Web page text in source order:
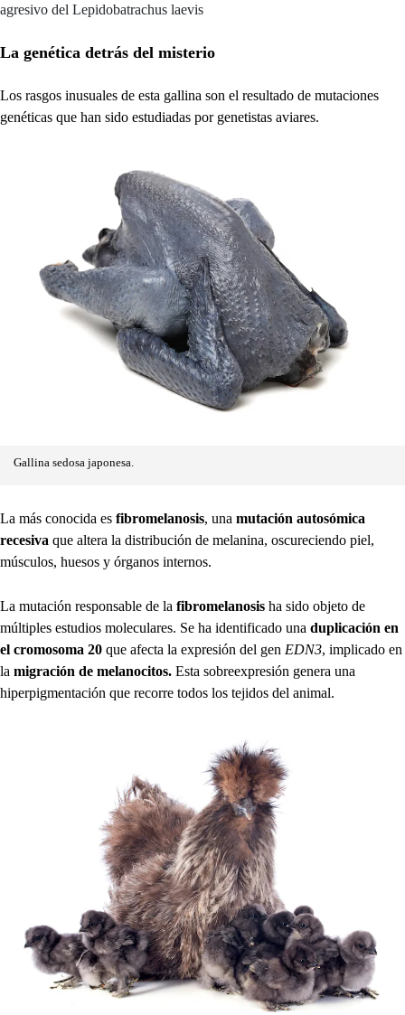
agresivo del Lepidobatrachus laevis
La genética detrás del misterio
Los rasgos inusuales de esta gallina son el resultado de mutaciones
genéticas que han sido estudiadas por genetistas aviares.
Gallina sedosa japonesa.
La más conocida es fibromelanosis, una mutación autosómica
recesiva que altera la distribución de melanina, oscureciendo piel,
músculos, huesos y órganos internos.
La mutación responsable de la fibromelanosis ha sido objeto de
múltiples estudios moleculares. Se ha identificado una duplicación en
el cromosoma 20 que afecta la expresión del gen EDN3, implicado en
la migración de melanocitos. Esta sobreexpresión genera una
hiperpigmentación que recorre todos los tejidos del animal.